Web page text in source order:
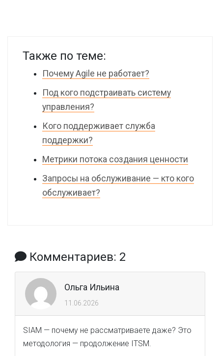
Также по теме:
Почему Agile не работает?
Под кого подстраивать систему
управления?
Кого поддерживает служба
поддержки?
Метрики потока создания ценности
Запросы на обслуживание — кто кого
обслуживает?
Комментариев: 2
Ольга Ильина
11.06.2026
SIAM — почему не рассматриваете даже? Это
методология — продолжение ITSM.